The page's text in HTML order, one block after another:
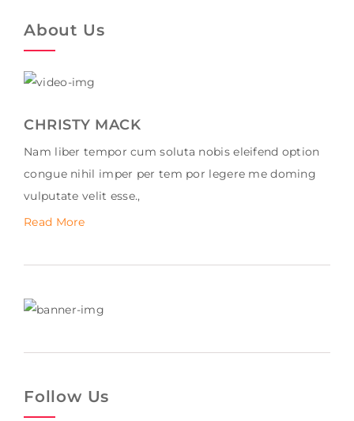
About Us
CHRISTY MACK
Nam liber tempor cum soluta nobis eleifend option
congue nihil imper per tem por legere me doming
vulputate velit esse.,
Read More
Follow Us